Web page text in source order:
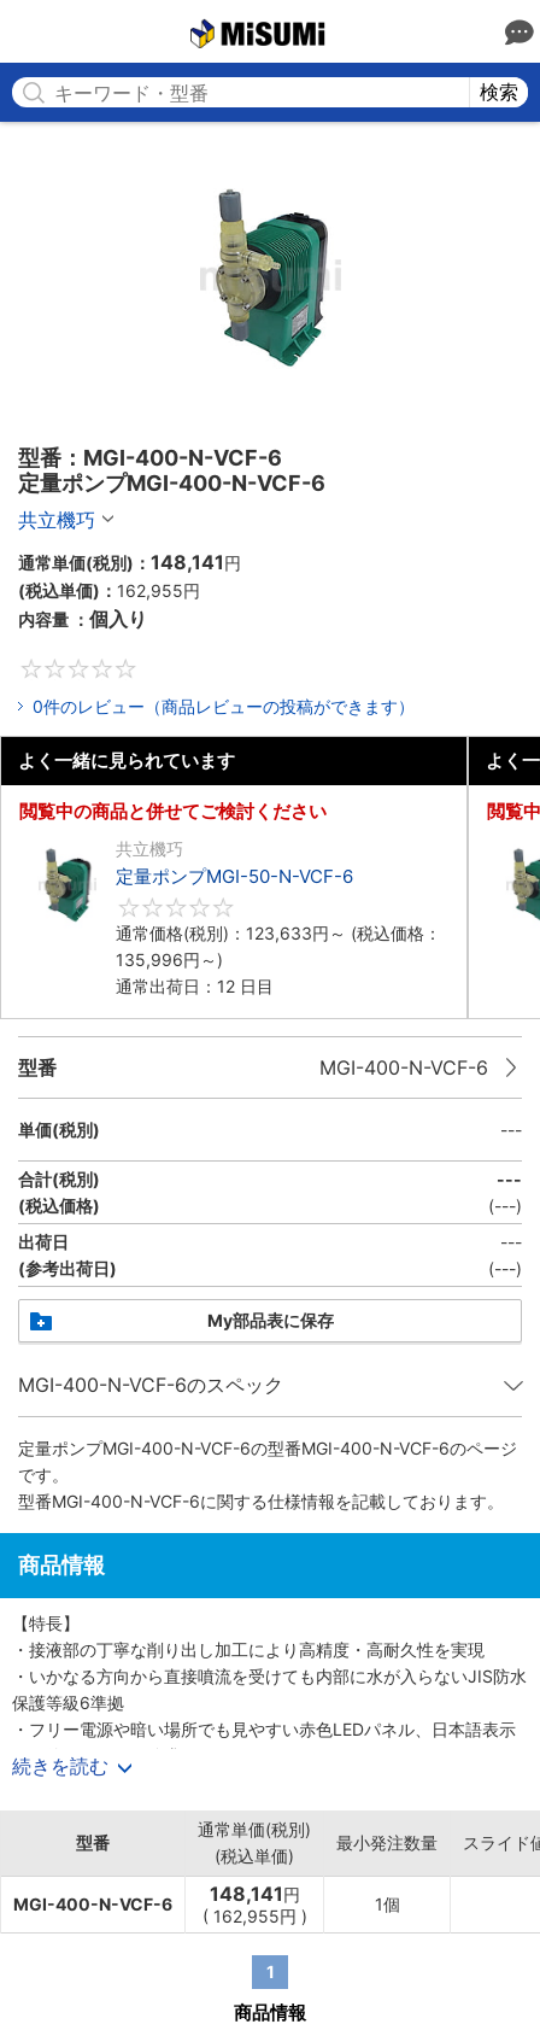
検索
型番：MGI-400-N-VCF-6
定量ポンプMGI-400-N-VCF-6
共立機巧
通常単価(税別)： 148,141円
(税込単価)： 162,955円
内容量 ： 個入り
0件のレビュー（商品レビューの投稿ができます）
よく一緒に見られています
閲覧中の商品と併せてご検討ください
共立機巧
定量ポンプMGI-50-N-VCF-6
通常価格(税別)： 123,633円 ～ (税込価格：
135,996円 ～)
通常出荷日：12 日目
よく
閲覧
型番 MGI-400-N-VCF-6
単価(税別) ---
合計(税別)
(税込価格)
---
(---)
出荷日
(参考出荷日)
---
(---)
My部品表に保存
MGI-400-N-VCF-6のスペック
定量ポンプMGI-400-N-VCF-6の型番MGI-400-N-VCF-6のページ
です。
型番MGI-400-N-VCF-6に関する仕様情報を記載しております。
商品情報
【特長】
・接液部の丁寧な削り出し加工により高精度・高耐久性を実現
・いかなる方向から直接噴流を受けても内部に水が入らないJIS防水
保護等級6準拠
・フリー電源や暗い場所でも見やすい赤色LEDパネル、日本語表示
など使いやすさを追求
【商品仕様】
・電源：単相90～230V 50/60Hz
・最大吐出量：400ml/min
・最大吐出圧力：0.25MPa
・最大ストローク長：2.8mm(使用可能範囲：20～100%)
・ストローク数：0～160spm
続きを読む
型番
通常単価(税別)
(税込単価)
最小発注数量 スライド
MGI-400-N-VCF-6 148,141円
( 162,955円 )
1個
1
商品情報